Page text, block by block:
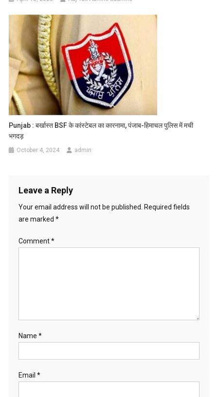
Punjab : बर्खास्त BSF के कांस्टेबल का कारनामा, पंजाब-हिमाचल पुलिस में मची
भगदड़
October 4, 2024 admin
Leave a Reply
Your email address will not be published.
Required fields
are marked *
Comment*
Name *
Email *